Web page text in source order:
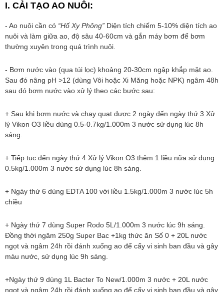
I. CẢI TẠO AO NUÔI:
- Ao nuôi cần có “Hố Xy Phông” Diện tích chiếm 5-10% diện tích ao
nuôi và làm giữa ao, độ sâu 40-60cm và gắn máy bơm để bơm
thường xuyên trong quá trình nuôi.
- Bơm nước vào (qua túi lọc) khoảng 20-30cm ngập khắp mặt ao.
Sau đó nâng pH >12 (dùng Vôi hoặc Xi Măng hoặc NPK) ngâm 48h
sau đó bơm nước vào xử lý theo các bước sau:
+ Sau khi bơm nước và chạy quạt được 2 ngày đến ngày thứ 3 Xử
lý Vikon O3 liều dùng 0.5-0.7kg/1.000m 3 nước sử dụng lúc 8h
sáng.
+ Tiếp tục đến ngày thứ 4 Xử lý Vikon O3 thêm 1 liều nữa sử dụng
0.5kg/1.000m 3 nước sử dụng lúc 8h sáng.
+ Ngày thứ 6 dùng EDTA 100 với liều 1.5kg/1.000m 3 nước lúc 5h
chiều
+ Ngày thứ 7 dùng Super Rodo 5L/1.000m 3 nước lúc 9h sáng.
Đồng thời ngâm 250g Super Bac +1kg thức ăn Số 0 + 20L nước
ngọt và ngâm 24h rồi đánh xuống ao để cấy vi sinh ban đầu và gây
màu nước, sử dụng lúc 9h sáng.
+Ngày thứ 9 dùng 1L Bacter To New/1.000m 3 nước + 20L nước
ngọt và ngâm 24h rồi đánh xuống ao để cấy vi sinh ban đầu và gây